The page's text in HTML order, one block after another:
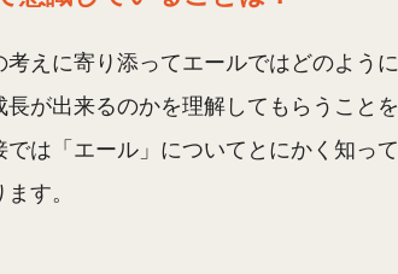
えに寄り添ってエールではどのように
が出来るのかを理解してもらうことを
は「エール」についてとにかく知って
す。